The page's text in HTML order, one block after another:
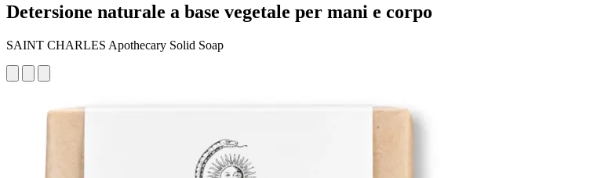
Detersione naturale a base vegetale per mani e corpo
SAINT CHARLES Apothecary Solid Soap